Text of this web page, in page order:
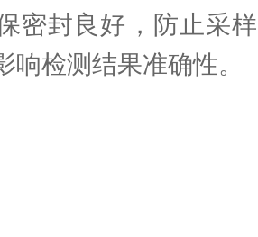
密封良好，防止采
响检测结果准确性。